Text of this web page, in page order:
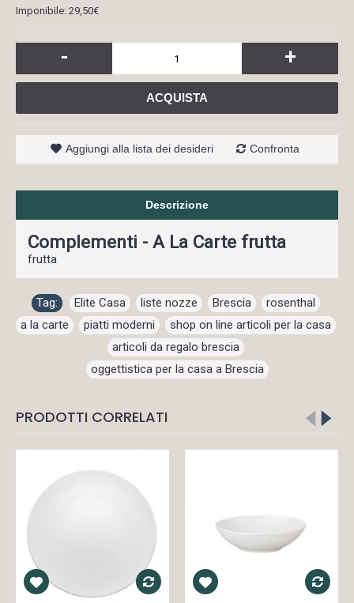
Imponibile: 29,50€
- +
ACQUISTA
Aggiungi alla lista dei desideri Confronta
Descrizione
Complementi - A La Carte frutta
frutta
Tag: Elite Casa liste nozze Brescia rosenthal
a la carte
piatti moderni shop on line articoli per la casa
articoli da regalo brescia
oggettistica per la casa a Brescia
PRODOTTI CORRELATI